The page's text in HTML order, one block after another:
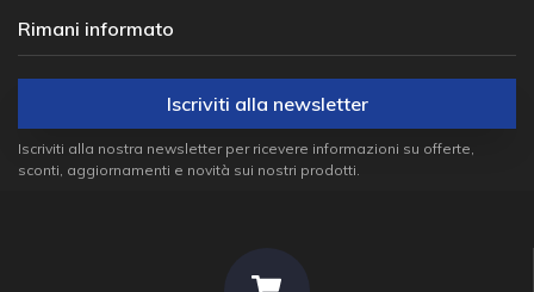
Rimani informato
Iscriviti alla newsletter
Iscriviti alla nostra newsletter per ricevere informazioni su offerte,
sconti, aggiornamenti e novità sui nostri prodotti.